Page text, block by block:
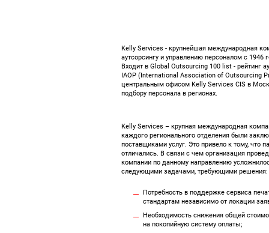
Kelly Services - крупнейшая международная
аутсорсингу и управлению персоналом с 1946
Входит в Global Outsourcing 100 list - рейтинг
IAOP (International Association of Outsourcing
центральным офисом Kelly Services CIS в
подбору персонала в регионах.
Kelly Services – крупная международная
каждого регионального отделения были
поставщиками услуг. Это привело к тому, что
отличались. В связи с чем организация
компании по данному направлению
следующими задачами, требующими решения:
Потребность в поддержке сервиса
стандартам независимо от локации
Необходимость снижения общей
на покопийную систему оплаты;